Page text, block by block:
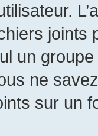
un
ne
sur un